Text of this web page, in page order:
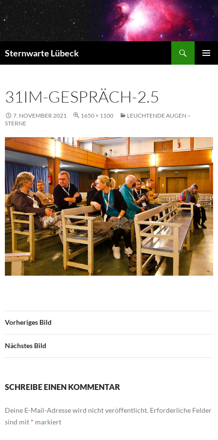
Zum
Inhalt
springen
Sternwarte Lübeck
31IM-GESPRÄCH-2.5
7. NOVEMBER 2021 1650 × 1100
LEUCHTENDE AUGEN –
STERNE
Vorheriges Bild
Nächstes Bild
SCHREIBE EINEN KOMMENTAR
Deine E-Mail-Adresse wird nicht veröffentlicht. Erforderliche Felder
sind mit * markiert